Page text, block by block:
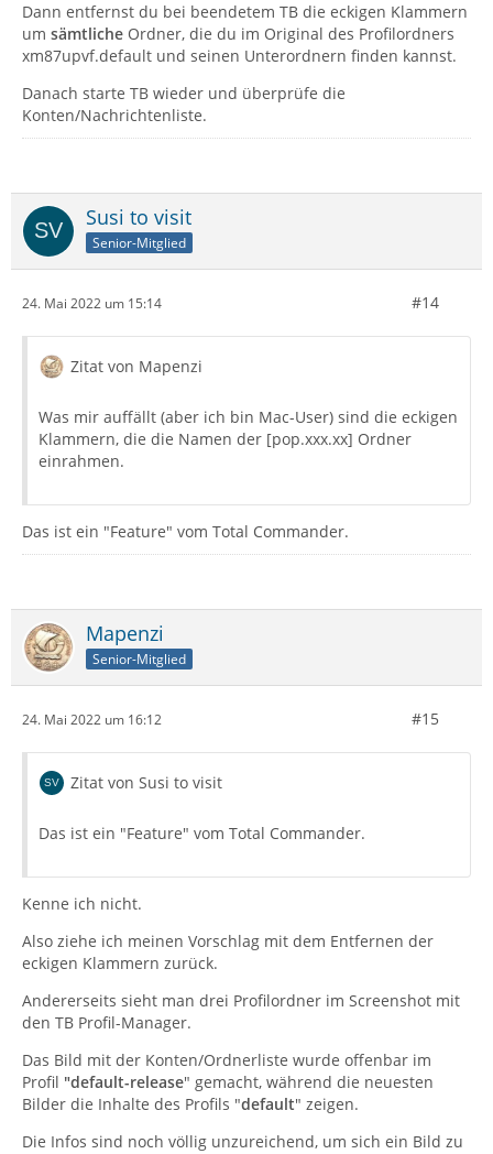
Dann entfernst du bei beendetem TB die eckigen Klammern
um sämtliche Ordner, die du im Original des Profilordners
xm87upvf.default und seinen Unterordnern finden kannst.
Danach starte TB wieder und überprüfe die
Konten/Nachrichtenliste.
Susi to visit
Senior-Mitglied
24. Mai 2022 um 15:14 #14
Zitat von Mapenzi
Was mir auffällt (aber ich bin Mac-User) sind die eckigen
Klammern, die die Namen der [pop.xxx.xx] Ordner
einrahmen.
Das ist ein "Feature" vom Total Commander.
Mapenzi
Senior-Mitglied
24. Mai 2022 um 16:12 #15
Zitat von Susi to visit
Das ist ein "Feature" vom Total Commander.
Kenne ich nicht.
Also ziehe ich meinen Vorschlag mit dem Entfernen der
eckigen Klammern zurück.
Andererseits sieht man drei Profilordner im Screenshot mit
den TB Profil-Manager.
Das Bild mit der Konten/Ordnerliste wurde offenbar im
Profil "default-release" gemacht, während die neuesten
Bilder die Inhalte des Profils "default" zeigen.
Die Infos sind noch völlig unzureichend, um sich ein Bild zu